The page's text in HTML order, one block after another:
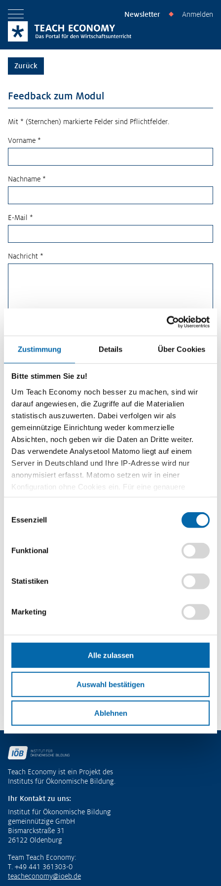
Zustimmung Details Über Cookies
Bitte stimmen Sie zu!
Um Teach Economy noch besser zu machen, sind wir
darauf angewiesen, die Zugriffe auf die Materialien
statistisch auszuwerten. Dabei verfolgen wir als
gemeinnützige Einrichtung weder kommerzielle
Absichten, noch geben wir die Daten an Dritte weiter.
Das verwendete Analysetool Matomo liegt auf einem
Server in Deutschland und Ihre IP-Adresse wird nur
anonymisiert erfasst. Matomo setzen wir in einer
Konfiguration ohne Cookies ein. Für eine genauere
Analyse bitte wir Sie, auch den optional wählbaren
Essenziell
Funktional
Statistiken
Marketing
Alle zulassen
Auswahl bestätigen
Ablehnen
Menü öffnen Newsletter ◆ Anmelden
Zurück
Feedback zum Modul
Mit * (Sternchen) markierte Felder sind Pflichtfelder.
Vorname *
Nachname *
E-Mail *
Nachricht *
Planspiele
Spielerisch wirtschaftliche
Zusammenhänge erfahren und
verstehen – mit den Planspielen
WIWAG, Ecoland und Isle of Economy
Ökonomische Modelle in 30 Minuten
Unternehmerisch Denken und Handeln
– Potenziale entdecken und
ökonomische Kompetenzen entwickeln
Zu den Publikationen
Teach Economy ist ein Projekt des
Instituts für Ökonomische Bildung.
Ihr Kontakt zu uns:
Institut für Ökonomische Bildung
gemeinnützige GmbH
Bismarckstraße 31
26122 Oldenburg
Team Teach Economy:
T. +49 441 361303-0
teacheconomy@ioeb.de